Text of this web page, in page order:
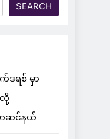
SEARCH
ဒရစ် မှာ
လို့
ာဆင်နယ်